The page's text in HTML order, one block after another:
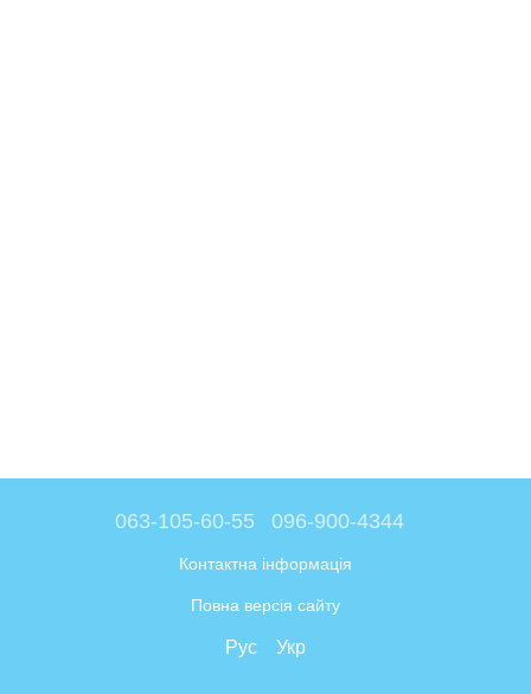
063-105-60-55 096-900-4344
Контактна інформація
Повна версія сайту
Рус Укр